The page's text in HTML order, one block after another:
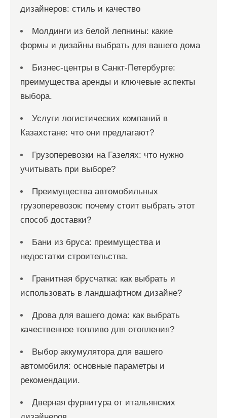
дизайнеров: стиль и качество
Молдинги из белой лепнины: какие
формы и дизайны выбрать для вашего дома
Бизнес-центры в Санкт-Петербурге:
преимущества аренды и ключевые аспекты
выбора.
Услуги логистических компаний в
Казахстане: что они предлагают?
Грузоперевозки на Газелях: что нужно
учитывать при выборе?
Преимущества автомобильных
грузоперевозок: почему стоит выбрать этот
способ доставки?
Бани из бруса: преимущества и
недостатки строительства.
Гранитная брусчатка: как выбрать и
использовать в ландшафтном дизайне?
Дрова для вашего дома: как выбрать
качественное топливо для отопления?
Выбор аккумулятора для вашего
автомобиля: основные параметры и
рекомендации.
Дверная фурнитура от итальянских